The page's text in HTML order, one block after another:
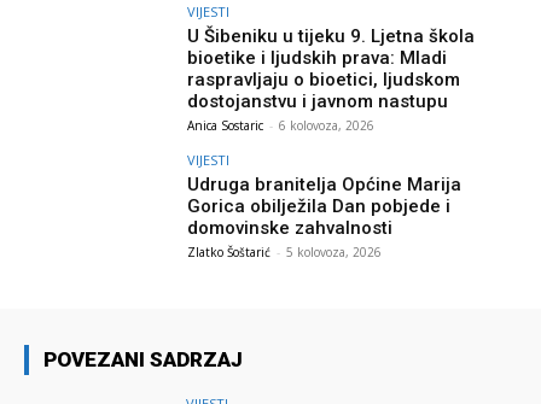
VIJESTI
U Šibeniku u tijeku 9. Ljetna škola
bioetike i ljudskih prava: Mladi
raspravljaju o bioetici, ljudskom
dostojanstvu i javnom nastupu
Anica Sostaric - 6 kolovoza, 2026
VIJESTI
Udruga branitelja Općine Marija
Gorica obilježila Dan pobjede i
domovinske zahvalnosti
Zlatko Šoštarić - 5 kolovoza, 2026
POVEZANI SADRZAJ